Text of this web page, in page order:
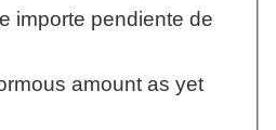
importe pendiente de
amount as yet